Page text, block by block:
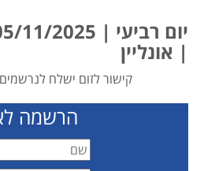
| אונליין
קישור לזום ישלח
הרשמה